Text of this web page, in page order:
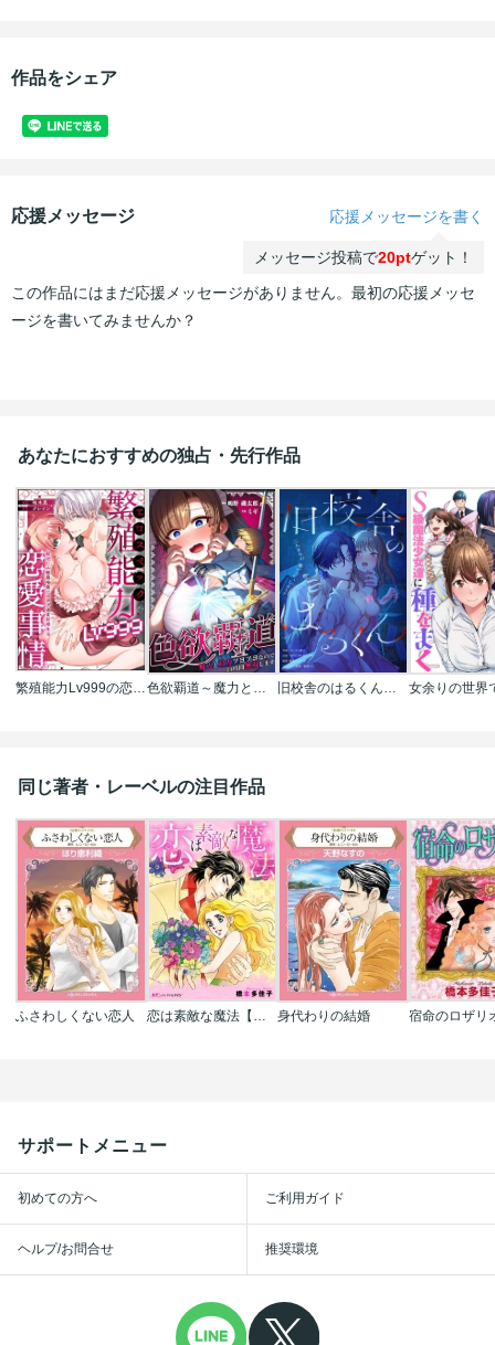
作品をシェア
応援メッセージ 応援メッセージを書く
メッセージ投稿で20ptゲット！
この作品にはまだ応援メッセージがありません。最初の応援メッセ
ージを書いてみませんか？
あなたにおすすめの独占・先行作品
繁殖能力Lv999の恋愛事情 ―幼なじみ候爵令息とのウブあま新婚生活―（単話版） 色欲覇道～魔力と精力ツヨツヨなので24時間無双します～ 旧校舎のはるくん～二人きりの鬼ごっこ、しよう？
同じ著者・レーベルの注目作品
ふさわしくない恋人 恋は素敵な魔法【新装版】 身代わりの結婚
サポートメニュー
初めての方へ ご利用ガイド
ヘルプ/お問合せ 推奨環境